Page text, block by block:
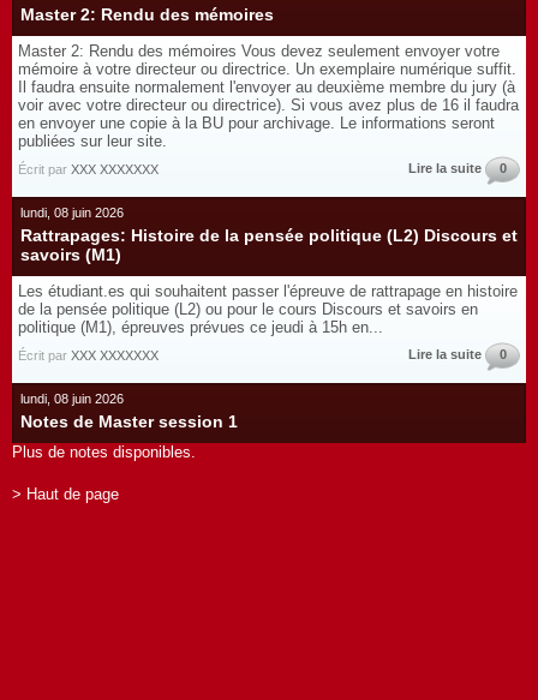
Master 2: Rendu des mémoires
Master 2: Rendu des mémoires Vous devez seulement envoyer votre
mémoire à votre directeur ou directrice. Un exemplaire numérique suffit.
Il faudra ensuite normalement l'envoyer au deuxième membre du jury (à
voir avec votre directeur ou directrice). Si vous avez plus de 16 il faudra
en envoyer une copie à la BU pour archivage. Le informations seront
publiées sur leur site.
Écrit par XXX XXXXXXX Lire la suite 0
lundi, 08 juin 2026
Rattrapages: Histoire de la pensée politique (L2) Discours et
savoirs (M1)
Les étudiant.es qui souhaitent passer l'épreuve de rattrapage en histoire
de la pensée politique (L2) ou pour le cours Discours et savoirs en
politique (M1), épreuves prévues ce jeudi à 15h en...
Écrit par XXX XXXXXXX Lire la suite 0
lundi, 08 juin 2026
Notes de Master session 1
Plus de notes disponibles.
> Haut de page